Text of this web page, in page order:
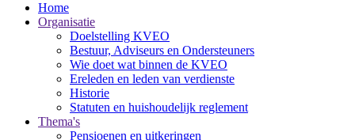
Home
Organisatie
Doelstelling KVEO
Bestuur, Adviseurs en Ondersteuners
Wie doet wat binnen de KVEO
Ereleden en leden van verdienste
Historie
Statuten en huishoudelijk reglement
Thema's
Pensioenen en uitkeringen